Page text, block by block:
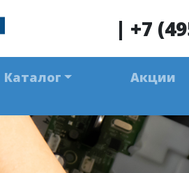
| +7
Каталог Акции